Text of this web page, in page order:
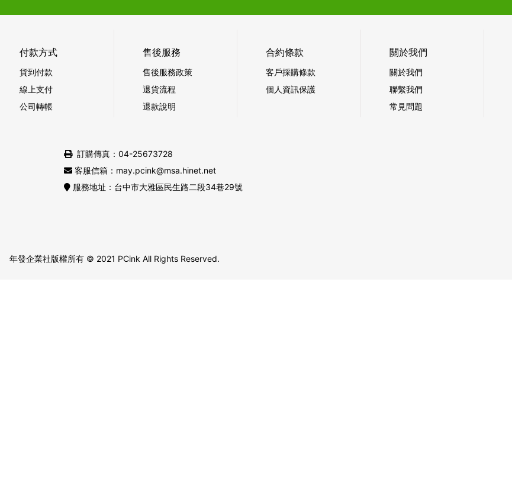
付款方式
貨到付款
線上支付
公司轉帳
售後服務
售後服務政策
退貨流程
退款說明
合約條款
客戶採購條款
個人資訊保護
關於我們
關於我們
聯繫我們
常見問題
訂購傳真：04-25673728
客服信箱：may.pcink@msa.hinet.net
服務地址：台中市大雅區民生路二段34巷29號
年發企業社版權所有 © 2021 PCink All Rights Reserved.